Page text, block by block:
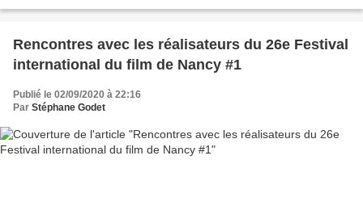
Rencontres avec les réalisateurs du 26e Festival
international du film de Nancy #1
Publié le 02/09/2020 à 22:16
Par Stéphane Godet